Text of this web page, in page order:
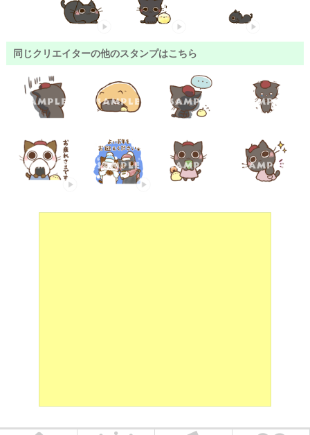
同じクリエイターの他のスタンプはこちら